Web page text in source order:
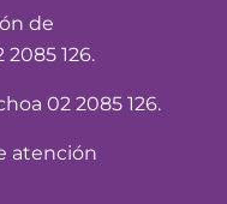
de
126.
02 2085 126.
atención